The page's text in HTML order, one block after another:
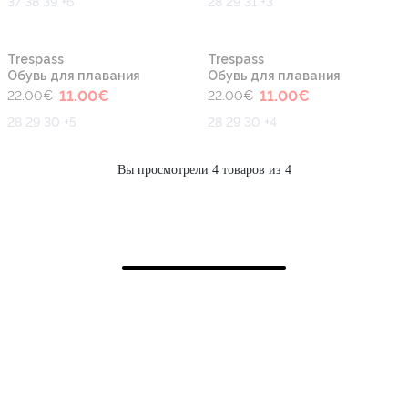
Trespass
Обувь для плавания
22.00€ 11.00€
28 29 30 +5
Trespass
Обувь для плавания
22.00€ 11.00€
28 29 30 +4
Вы просмотрели 4 товаров из 4